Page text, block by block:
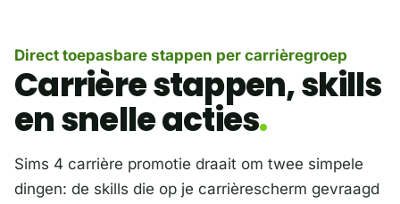
Direct toepasbare stappen per carrièregroep
Carrière stappen, skills
en snelle acties
Sims 4 carrière promotie draait om twee simpele
dingen: de skills die op je carrièrescherm gevraagd